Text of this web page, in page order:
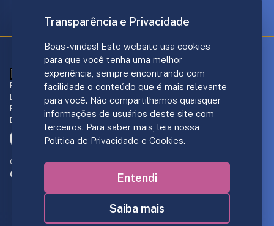
ANS - nº 421707
Responsável técnico Plano de Saúde:
Dr. André Luis Gomes - CRM/SP 139.237
Responsável Norden Hospital:
Dr. João F. DiGiacomo - CRM/SP 151.206
© 2019-2026 Personal Care Operadora de Saúde S/A.
Criação de sites
Transparência e Privacidade
Boas-vindas! Este website usa cookies
para que você tenha uma melhor
experiência, sempre encontrando com
facilidade o conteúdo que é mais relevante
para você. Não compartilhamos quaisquer
informações de usuários deste site com
terceiros. Para saber mais, leia nossa
Política de Privacidade e Cookies.
Entendi
Saiba mais